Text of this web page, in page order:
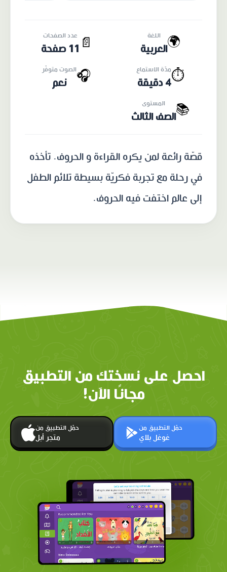
🌍 اللغة
العربية 📄
عدد الصفحات
11 صفحة
⏱️مدّة الاستماع
4 دقيقة
🎧الصوت متوفّر
نعم
📚 المستوى
الصف الثالث
قصّة رائعة لمن يكره القراءة و الحروف. تأخذه
في رحلة مع تجربة فكريّة بسيطة تلائم الطفل
إلى عالم اختفت فيه الحروف.
احصل على نسختك من التطبيق
مجانًا الآن!
حمّل التطبيق من
متجر أبل
حمّل التطبيق من
غوغل بلاي